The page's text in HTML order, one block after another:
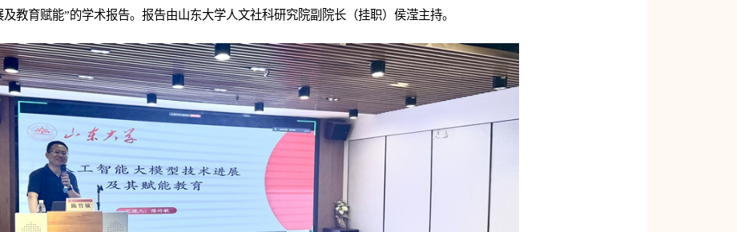
教育赋能”的学术报告。报告由山东大学人文社科研究院副院长（挂职）侯滢主持。